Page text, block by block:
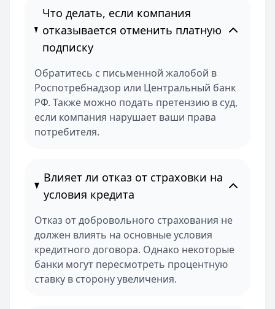
Что делать, если компания
отказывается отменить платную
подписку
Обратитесь с письменной жалобой в
Роспотребнадзор или Центральный банк
РФ. Также можно подать претензию в суд,
если компания нарушает ваши права
потребителя.
Влияет ли отказ от страховки на
условия кредита
Отказ от добровольного страхования не
должен влиять на основные условия
кредитного договора. Однако некоторые
банки могут пересмотреть процентную
ставку в сторону увеличения.